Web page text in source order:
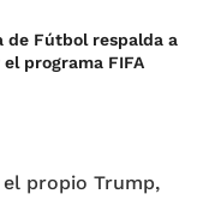
de Fútbol respalda a
programa FIFA
propio Trump,